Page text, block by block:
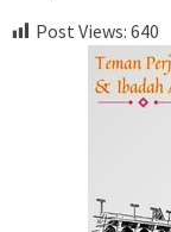
Post Views: 640